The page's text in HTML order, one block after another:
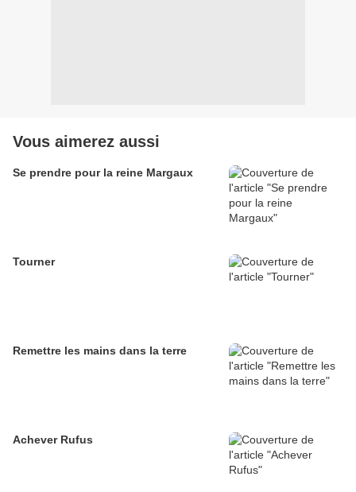
Vous aimerez aussi
Se prendre pour la reine Margaux
Tourner
Remettre les mains dans la terre
Achever Rufus